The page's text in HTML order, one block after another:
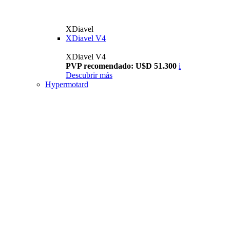
XDiavel
XDiavel V4
XDiavel V4
PVP recomendado: U$D 51.300 i
Descubrir más
Hypermotard